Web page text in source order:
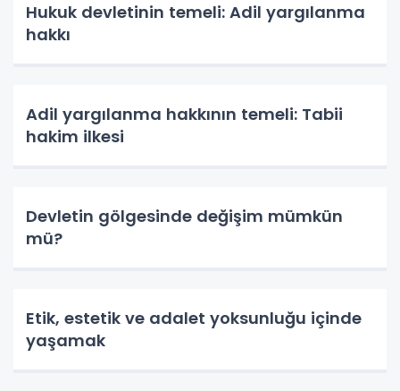
Hukuk devletinin temeli: Adil yargılanma
hakkı
Adil yargılanma hakkının temeli: Tabii
hakim ilkesi
Devletin gölgesinde değişim mümkün
mü?
Etik, estetik ve adalet yoksunluğu içinde
yaşamak